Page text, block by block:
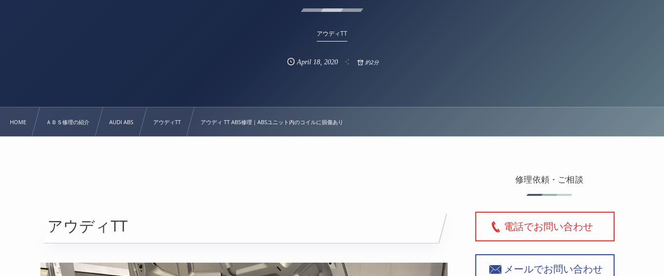
アウディTT
April 18, 2020 約2分
HOME ＡＢＳ修理の紹介 AUDI ABS アウディTT アウディ TT ABS修理｜ABSユニット内のコイルに損傷あり
アウディTT
修理依頼・ご相談
電話でお問い合わせ
メールでお問い合わせ